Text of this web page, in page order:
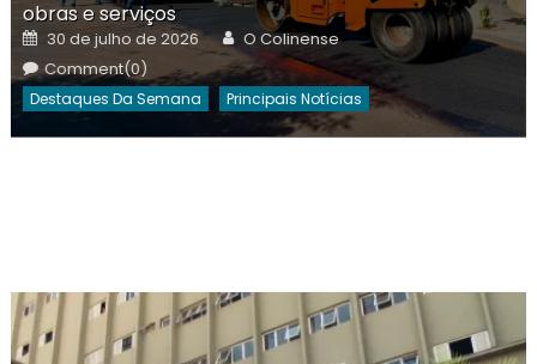
obras e serviços
Posted
on
30 de julho de 2026 Author
O Colinense
Comment(0)
Destaques Da Semana Principais Notícias